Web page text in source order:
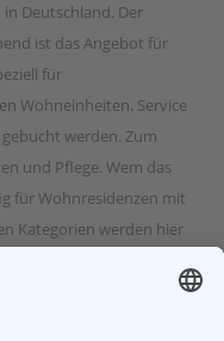
in Deutschland. Der
ist das Angebot für
für
Wohneinheiten. Service
werden. Zum
und Pflege. Wem das
für Wohnresidenzen mit
Kategorien werden hier
Alternative, die